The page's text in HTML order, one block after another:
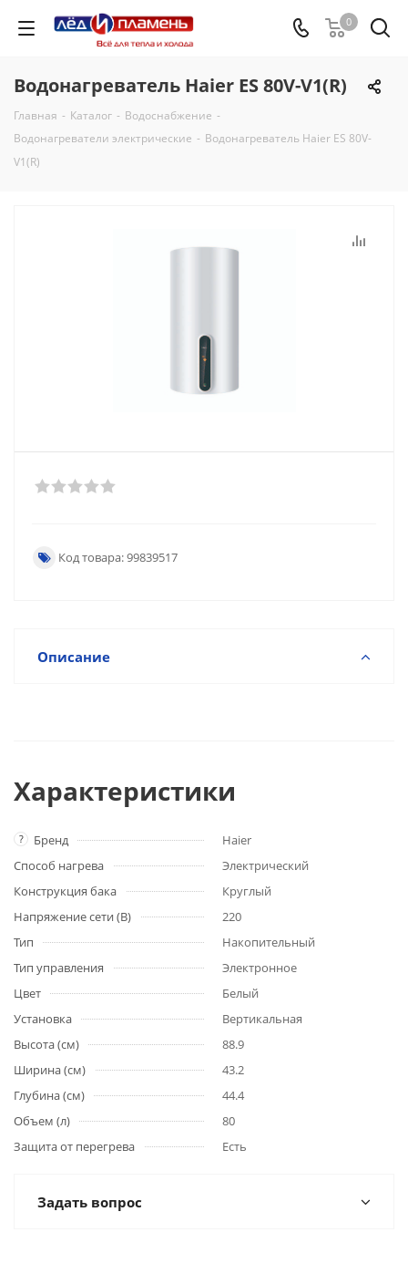
0
Водонагреватель Haier ES 80V-V1(R)
Главная - Каталог - Водоснабжение -
Водонагреватели электрические - Водонагреватель Haier ES 80V-
V1(R)
Код товара: 99839517
Описание
Характеристики
? Бренд
Haier
Способ нагрева
Электрический
Конструкция бака
Круглый
Напряжение сети (В)
220
Тип
Накопительный
Тип управления
Электронное
Цвет
Белый
Установка
Вертикальная
Высота (см)
88.9
Ширина (см)
43.2
Глубина (см)
44.4
Объем (л)
80
Защита от перегрева
Есть
Задать вопрос